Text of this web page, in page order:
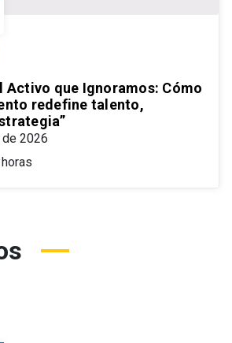
Activo que Ignoramos: Cómo
redefine talento,
2026